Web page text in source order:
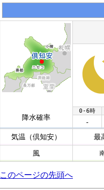
降水確率
0-6時
-
気温（倶知安）
最
風
このページの先頭へ